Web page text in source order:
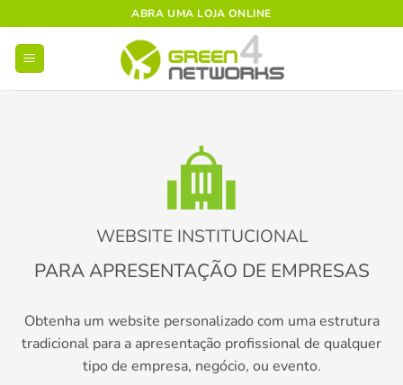
to
content
ABRA UMA LOJA ONLINE
WEBSITE INSTITUCIONAL
PARA APRESENTAÇÃO DE EMPRESAS
Obtenha um website personalizado com uma estrutura
tradicional para a apresentação profissional de qualquer
tipo de empresa, negócio, ou evento.